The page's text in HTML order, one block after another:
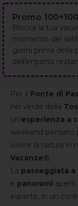
Promo 100+100
Blocca la tua
momento del
giorni prima della
dell'importo
Per il Ponte di
nel verde della
un’esperienza a
weekend pensato
vivere la natura in
Vacanze®.
La passeggiata a
e panorami aperti
esperte, in un